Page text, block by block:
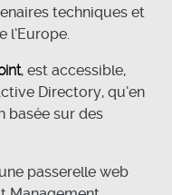
techniques et
l’Europe.
, est accessible,
Directory, qu’en
basée sur des
passerelle web